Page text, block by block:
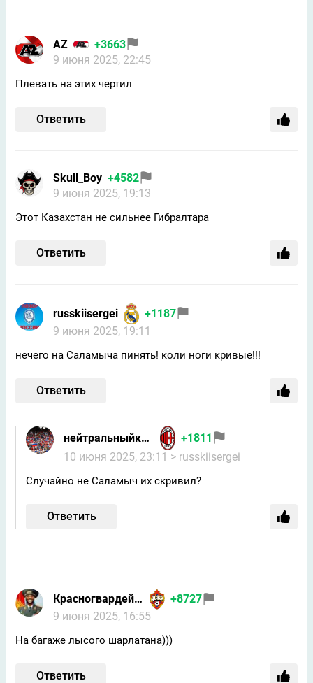
AZ
+3663
9 июня 2025, 22:45
Плевать на этих чертил
Ответить
Skull_Boy +4582
9 июня 2025, 19:13
Этот Казахстан не сильнее Гибралтара
Ответить
russkiisergei
+1187
9 июня 2025, 19:11
нечего на Саламыча пинять! коли ноги кривые!!!
Ответить
нейтральныйкакникто
+1811
10 июня 2025, 23:11 > russkiisergei
Случайно не Саламыч их скривил?
Ответить
Красногвардейчик
+8727
9 июня 2025, 16:55
На багаже лысого шарлатана)))
Ответить